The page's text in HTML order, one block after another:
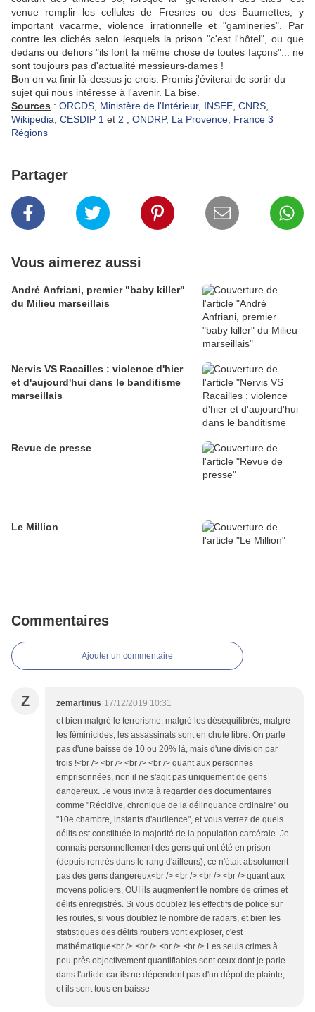
venue remplir les cellules de Fresnes ou des Baumettes, y
important vacarme, violence irrationnelle et "gamineries". Par
contre les clichés selon lesquels la prison "c'est l'hôtel", ou que
dedans ou dehors "ils font la même chose de toutes façons"... ne
sont toujours pas d'actualité messieurs-dames !
Bon on va finir là-dessus je crois. Promis j'éviterai de sortir du
sujet qui nous intéresse à l'avenir. La bise.
Sources : ORCDS Ministère de l'Intérieur, INSEE CNRS
Wikipedia CESDIP 1 et 2 ONDRP, La Provence France 3
Régions
Partager
Vous aimerez aussi
André Anfriani, premier "baby killer"
du Milieu marseillais
Nervis VS Racailles : violence d'hier
et d'aujourd'hui dans le banditisme
marseillais
Revue de presse
Le Million
Commentaires
Ajouter un commentaire
Z zemartinus 17/12/2019 10:31
et bien malgré le terrorisme, malgré les déséquilibrés, malgré
les féminicides, les assassinats sont en chute libre. On parle
pas d'une baisse de 10 ou 20% là, mais d'une division par
trois !<br /> <br /> <br /> <br /> quant aux personnes
emprisonnées, non il ne s'agit pas uniquement de gens
dangereux. Je vous invite à regarder des documentaires
comme "Récidive, chronique de la délinquance ordinaire" ou
"10e chambre, instants d'audience", et vous verrez de quels
délits est constituée la majorité de la population carcérale. Je
connais personnellement des gens qui ont été en prison
(depuis rentrés dans le rang d'ailleurs), ce n'était absolument
pas des gens dangereux<br /> <br /> <br /> <br /> quant aux
moyens policiers, OUI ils augmentent le nombre de crimes et
délits enregistrés. Si vous doublez les effectifs de police sur
les routes, si vous doublez le nombre de radars, et bien les
statistiques des délits routiers vont exploser, c'est
mathématique<br /> <br /> <br /> <br /> Les seuls crimes à
peu près objectivement quantifiables sont ceux dont je parle
dans l'article car ils ne dépendent pas d'un dépot de plainte,
et ils sont tous en baisse